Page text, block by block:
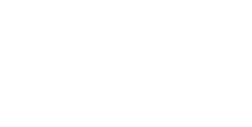
é seguir apostando na inovação a
consumo, sempre mantendo a
e a sustentabilidade como pilares
os nossos clientes.”,